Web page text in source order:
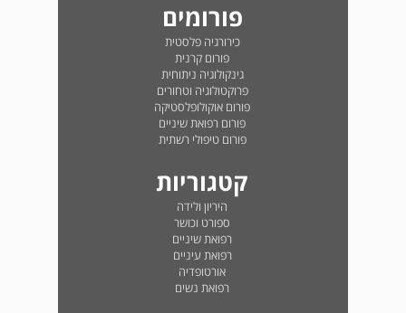
פורומים
כירורגיה פלסטית
פורום קרנית
גינקולוגיה ניתוחית
פרוקטולוגיה וטחורים
פורום אוקולופלסטיקה
פורום רפואת שיניים
פורום טיפולי רשתית
קטגוריות
היריון ולידה
ספורט וכושר
רפואת שיניים
רפואת עיניים
אורטופדיה
רפואת נשים